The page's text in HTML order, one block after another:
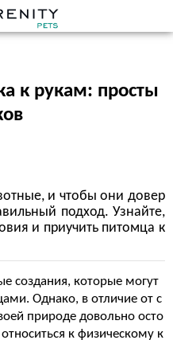
к рукам: просты
и чтобы они довер
подход. Узнайте,
и приучить питомца к
создания, которые могут
Однако, в отличие от с
природе довольно осто
к физическому к